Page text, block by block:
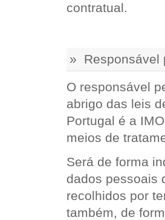
contratual.
» Responsável
O responsável
abrigo das leis
Portugal é a
meios de
Será de forma
dados pessoais
recolhidos por
também, de